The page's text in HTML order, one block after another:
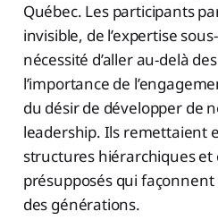
Québec. Les participants
invisible, de l’expertise
nécessité d’aller au-delà
l’importance de
du désir de développer de
leadership. Ils remettaient
structures hiérarchiques et
présupposés qui
des générations.